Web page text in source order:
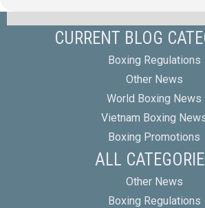
CURRENT BLOG
Boxing Regulations
Other News
World Boxing News
Vietnam Boxing
Boxing Promotions
ALL
Other News
Boxing Regulations